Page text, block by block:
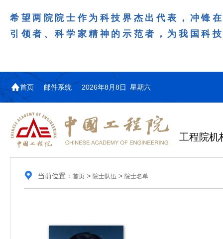
希望两院院士作为科技界杰出代表，冲锋
引领者、科学家精神的示范者，为我国科
首页 邮件系统 2026年8月8日 星期六
工程院机
当前位置： 首页> 院士队伍 > 院士名单